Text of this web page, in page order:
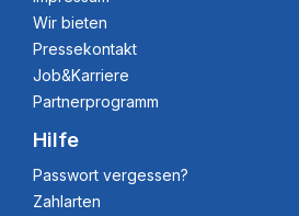
Wir bieten
Pressekontakt
Job&Karriere
Partnerprogramm
Hilfe
Passwort vergessen?
Zahlarten